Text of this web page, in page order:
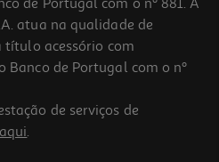
16567816
de Portugal com o nº 881. A
atua na qualidade de
título acessório com
Banco de Portugal com o nº
de serviços de
aqui.